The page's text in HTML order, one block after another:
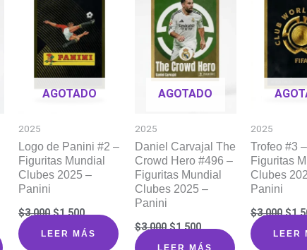
AGOTADO
2025
Logo de Panini #2 –
Figuritas Mundial
Clubes 2025 –
Panini
$3.000 El
original
$1.500El
precio
actual
LEER MÁS
AGOTADO
2025
Daniel Carvajal The
Crowd Hero #496 –
Figuritas Mundial
Clubes 2025 –
Panini
$3.000 El
original
$1.500El
precio
actual
LEER MÁS
2025
Trofeo #3 –
Figuritas
Clubes
Panini
$3.000 El
$
LEER